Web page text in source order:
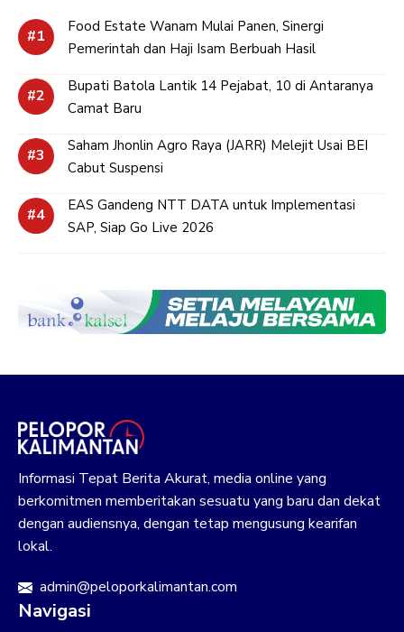
Food Estate Wanam Mulai Panen, Sinergi
Pemerintah dan Haji Isam Berbuah Hasil
Bupati Batola Lantik 14 Pejabat, 10 di Antaranya
Camat Baru
Saham Jhonlin Agro Raya (JARR) Melejit Usai BEI
Cabut Suspensi
EAS Gandeng NTT DATA untuk Implementasi
SAP, Siap Go Live 2026
Informasi Tepat Berita Akurat, media online yang
berkomitmen memberitakan sesuatu yang baru dan dekat
dengan audiensnya, dengan tetap mengusung kearifan
lokal.
admin@peloporkalimantan.com
Navigasi